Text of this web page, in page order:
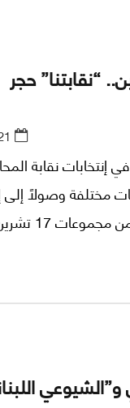
“نقابتنا” حجر
إنتخابات نقابة
مختلفة وصولاً إلى
تحالف "نقابتنا"